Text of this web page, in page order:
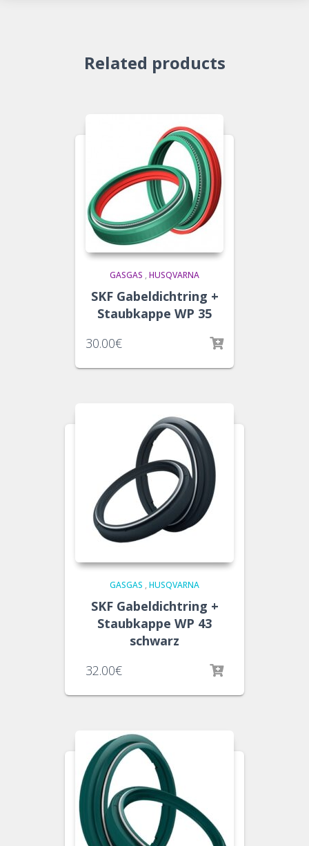
Related products
GASGAS , HUSQVARNA
SKF Gabeldichtring +
Staubkappe WP 35
30.00€
GASGAS , HUSQVARNA
SKF Gabeldichtring +
Staubkappe WP 43
schwarz
32.00€